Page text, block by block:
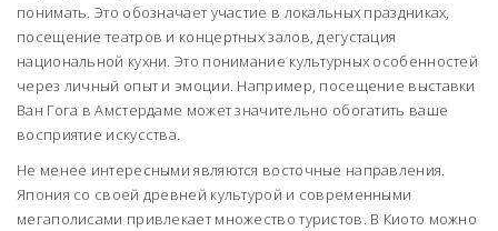
понимать. Это обозначает участие в локальных праздниках,
посещение театров и концертных залов, дегустация
национальной кухни. Это понимание культурных особенностей
через личный опыт и эмоции. Например, посещение выставки
Ван Гога в Амстердаме может значительно обогатить ваше
восприятие искусства.
Не менее интересными являются восточные направления.
Япония со своей древней культурой и современными
мегаполисами привлекает множество туристов. В Киото можно